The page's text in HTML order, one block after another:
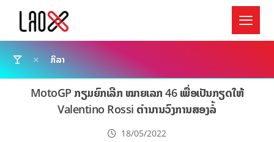
ກິລາ
MotoGP ກຽມຍົກເລີກ ໝາຍເລກ 46 ເພື່ອເປັນກຽດໃຫ້
Valentino Rossi ຕຳນານວົງການສອງລໍ້
18/05/2022